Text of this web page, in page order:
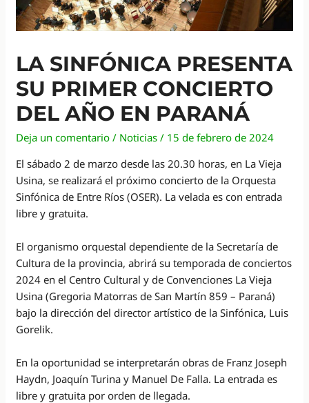
LA SINFÓNICA PRESENTA
SU PRIMER CONCIERTO
DEL AÑO EN PARANÁ
Deja un comentario / Noticias / 15 de febrero de 2024
El sábado 2 de marzo desde las 20.30 horas, en La Vieja
Usina, se realizará el próximo concierto de la Orquesta
Sinfónica de Entre Ríos (OSER). La velada es con entrada
libre y gratuita.
El organismo orquestal dependiente de la Secretaría de
Cultura de la provincia, abrirá su temporada de conciertos
2024 en el Centro Cultural y de Convenciones La Vieja
Usina (Gregoria Matorras de San Martín 859 – Paraná)
bajo la dirección del director artístico de la Sinfónica, Luis
Gorelik.
En la oportunidad se interpretarán obras de Franz Joseph
Haydn, Joaquín Turina y Manuel De Falla. La entrada es
libre y gratuita por orden de llegada.